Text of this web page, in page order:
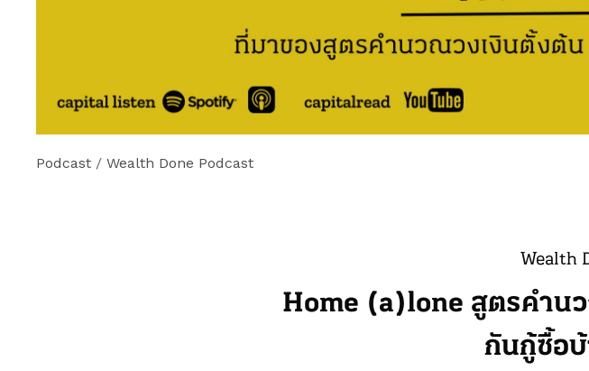
Podcast / Wealth Done Podcast
Wealth
Home (a)lone สูตรคำน
กันกู้ซื้อ